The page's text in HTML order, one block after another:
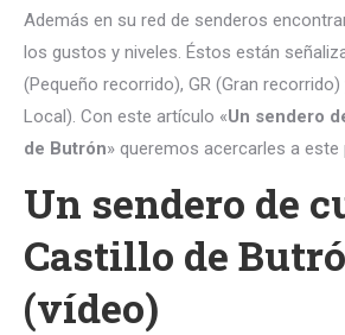
Además en su red de senderos
los gustos y niveles. Éstos están
(Pequeño recorrido), GR (Gran recorrido)
Local). Con este artículo «Un sendero
de Butrón» queremos acercarles a este
Un sendero de
Castillo de
(vídeo)